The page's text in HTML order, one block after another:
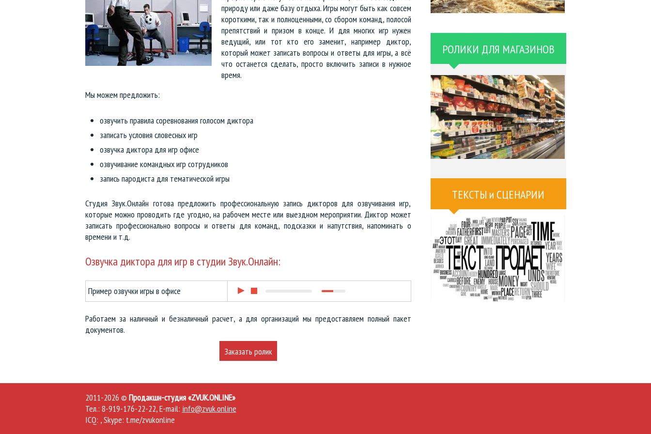
Тексты и сценарии для роликов
Аудиокниги, озвучка рассказов
Реклама для торговых центров
Аудиоролики Черная пятница
природу или даже базу отдыха. Игры могут быть как совсем
короткими, так и полноценными, со сбором команд, полосой
препятствий и призом в конце. И для многих игр нужен
ведущий, или тот кто его заменит, например диктор,
который может записать вопросы и ответы для игры, а всё
что останется сделать, просто включить записи в нужное
время.
Мы можем предложить:
озвучить правила соревнования голосом диктора
записать условия словесных игр
озвучка диктора для игр офисе
озвучивание командных игр сотрудников
запись пародиста для тематической игры
Студия Звук.Онлайн готова предложить профессиональную запись дикторов для озвучивания игр,
которые можно проводить где угодно, на рабочем месте или выездном мероприятии. Диктор может
записать профессионально вопросы и ответы для команд, подсказки и напутствия, напоминать о
времени и т.д.
Озвучка диктора для игр в студии Звук.Онлайн:
Пример озвучки игры в офисе
Работаем за наличный и безналичный расчет, а для организаций мы предоставляем полный пакет
документов.
Заказать ролик
РОЛИКИ ДЛЯ МАГАЗИНОВ
ТЕКСТЫ и СЦЕНАРИИ
2011-2026 © Продакшн-студия «ZVUK.ONLINE»
Тел.: 8-919-176-22-22, E-mail: info@zvuk.online
ICQ: , Skype: t.me/zvukonline